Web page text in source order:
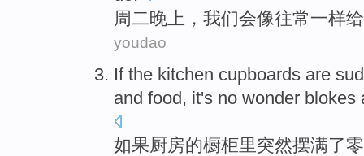
周二晚上 ， 我们会像往常一样给
youdao
If the kitchen cupboards are
and food, it's no wonder blokes
如果厨房的橱柜里突然摆满了